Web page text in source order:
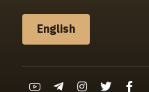
English